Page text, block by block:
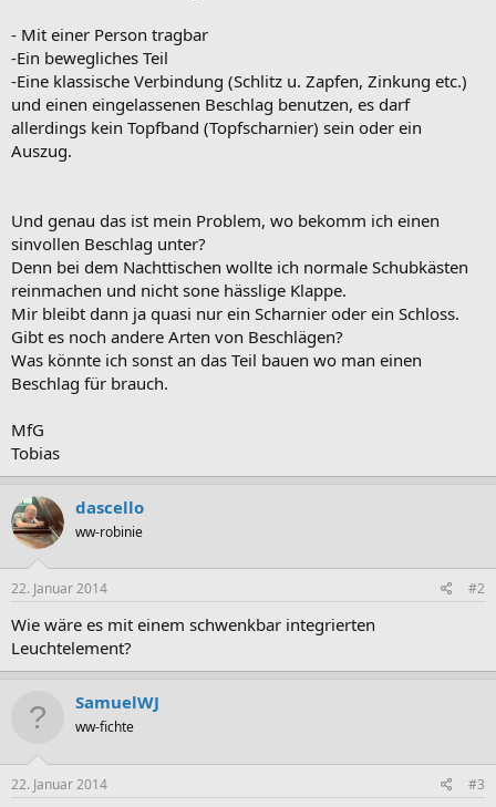
- Mit einer Person tragbar
-Ein bewegliches Teil
-Eine klassische Verbindung (Schlitz u. Zapfen, Zinkung etc.)
und einen eingelassenen Beschlag benutzen, es darf
allerdings kein Topfband (Topfscharnier) sein oder ein
Auszug.
Und genau das ist mein Problem, wo bekomm ich einen
sinvollen Beschlag unter?
Denn bei dem Nachttischen wollte ich normale Schubkästen
reinmachen und nicht sone hässlige Klappe.
Mir bleibt dann ja quasi nur ein Scharnier oder ein Schloss.
Gibt es noch andere Arten von Beschlägen?
Was könnte ich sonst an das Teil bauen wo man einen
Beschlag für brauch.
MfG
Tobias
dascello
ww-robinie
22. Januar 2014 #2
Wie wäre es mit einem schwenkbar integrierten
Leuchtelement?
SamuelWJ
ww-fichte
22. Januar 2014 #3